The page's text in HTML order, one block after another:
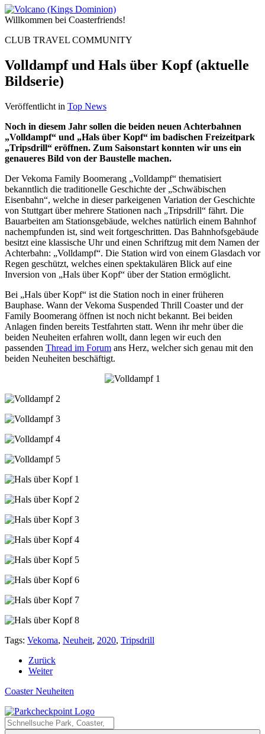
Willkommen bei Coasterfriends!
CLUB TRAVEL COMMUNITY
Volldampf und Hals über Kopf (aktuelle
Bildserie)
Veröffentlicht in Top News
Noch in diesem Jahr sollen die beiden neuen Achterbahnen
„Volldampf“ und „Hals über Kopf“ im badischen Freizeitpark
„Tripsdrill“ eröffnen. Zum Saisonstart konnten wir uns ein
genaueres Bild von der Baustelle machen.
Der Vekoma Family Boomerang „Volldampf“ thematisiert
bekanntlich die traditionelle Geschichte der „Schwäbischen
Eisenbahn“, welche in dieser parkeigenen Variation der Geschichte
von Stuttgart über mehrere Stationen nach „Tripsdrill“ fährt. Die
Bauarbeiten am Stationsgebäude, welches natürlich einem Bahnhof
nachempfunden ist, sind weit fortgeschritten. Das Bahnhofsgebäude
besitzt eine klassische Uhr und einen Schriftzug mit dem Namen der
Achterbahn: „Volldampf“. Die Station wird von einem Glasdach vor
Regen geschützt, welches einen spektakulären Blick auf eine
Inversion von „Hals über Kopf“ über der Station ermöglicht.
Bei „Hals über Kopf“ ist die Station noch in einer früheren
Bauphase. Wann der Vekoma Suspended Thrill Coaster und der
Family Boomerang öffnen ist noch nicht bekannt. Bei beiden
Anlagen finden bereits Testfahrten statt. Wenn ihr mehr über die
beiden Neuheiten erfahren wollt, dann legen wir euch den
passenden Thread im Forum ans Herz, welcher sich genau mit den
beiden Neuheiten beschäftigt.
Tags: Vekoma, Neuheit, 2020, Tripsdrill
Zurück
Weiter
Coaster Neuheiten